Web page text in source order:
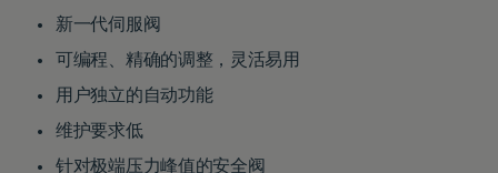
新一代伺服阀
可编程、精确的调整，灵活易用
用户独立的自动功能
维护要求低
针对极端压力峰值的安全阀